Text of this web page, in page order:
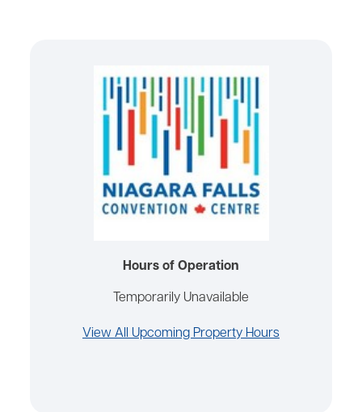
Hours of Operation
Temporarily Unavailable
View All Upcoming Property Hours